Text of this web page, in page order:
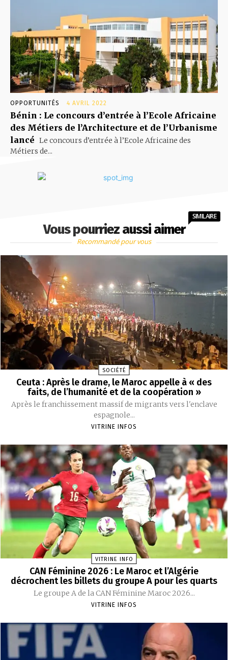
OPPORTUNITÉS 4 AVRIL 2022
Bénin : Le concours d’entrée à l’Ecole Africaine
des Métiers de l’Architecture et de l’Urbanisme
lancé Le concours d’entrée à l’Ecole Africaine des
Métiers de...
Vous pourriez aussi aimer
SIMILAIRE
Recommandé pour vous
SOCIÉTÉ
Ceuta : Après le drame, le Maroc appelle à « des
faits, de l’humanité et de la coopération »
Après le franchissement massif de migrants vers l'enclave
espagnole...
VITRINE INFOS
VITRINE INFO
CAN Féminine 2026 : Le Maroc et l’Algérie
décrochent les billets du groupe A pour les quarts
Le groupe A de la CAN Féminine Maroc 2026...
VITRINE INFOS